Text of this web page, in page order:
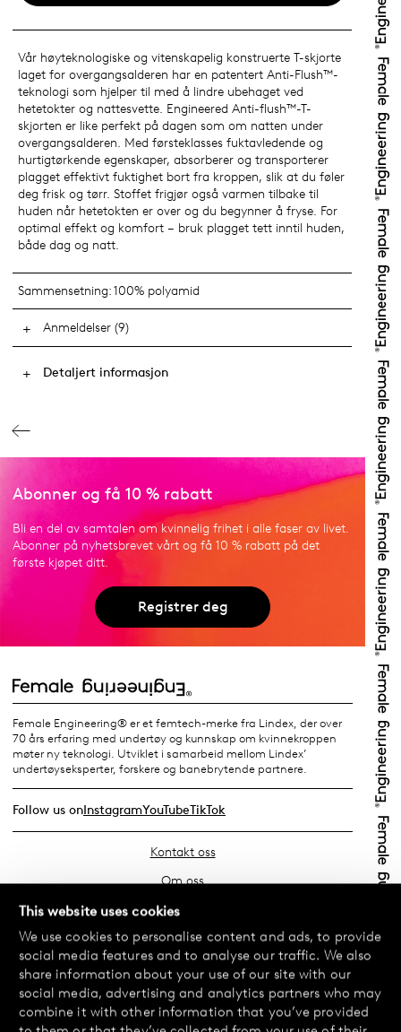
This website uses cookies
We use cookies to personalise content and ads, to provide
social media features and to analyse our traffic. We also
share information about your use of our site with our
social media, advertising and analytics partners who may
combine it with other information that you’ve provided
Vår høyteknologiske og vitenskapelig konstruerte T-skjorte
laget for overgangsalderen har en patentert Anti-Flush™-
teknologi som hjelper til med å lindre ubehaget ved
hetetokter og nattesvette. Engineered Anti-flush™-T-
skjorten er like perfekt på dagen som om natten under
overgangsalderen. Med førsteklasses fuktavledende og
hurtigtørkende egenskaper, absorberer og transporterer
plagget effektivt fuktighet bort fra kroppen, slik at du føler
deg frisk og tørr. Stoffet frigjør også varmen tilbake til
huden når hetetokten er over og du begynner å fryse. For
optimal effekt og komfort – bruk plagget tett inntil huden,
både dag og natt.
Sammensetning:100% polyamid
Anmeldelser (9)
Detaljert informasjon
Abonner og få 10 % rabatt
Bli en del av samtalen om kvinnelig frihet i alle faser av livet.
Abonner på nyhetsbrevet vårt og få 10 % rabatt på det
første kjøpet ditt.
Registrer deg
Female Engineering® er et femtech-merke fra Lindex, der over
70 års erfaring med undertøy og kunnskap om kvinnekroppen
møter ny teknologi. Utviklet i samarbeid mellom Lindex’
undertøyseksperter, forskere og banebrytende partnere.
Follow us onInstagramYouTubeTikTok
Kontakt oss
Om oss
Finn din butikk
Vanlige spørsmål
Vilkår
Personvernerklæring
Bytte og retur